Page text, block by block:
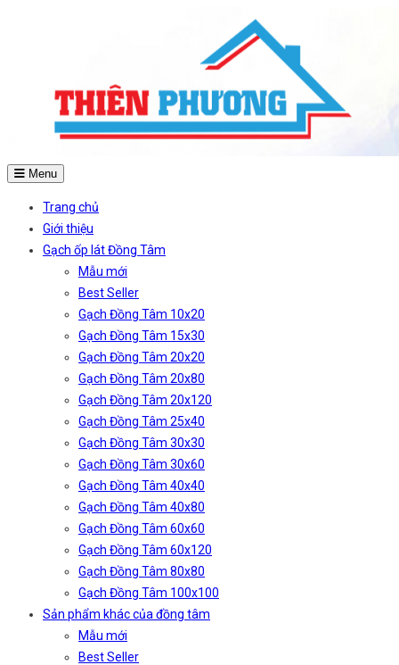
Menu
Trang chủ
Giới thiệu
Gạch ốp lát Đồng Tâm
Mẫu mới
Best Seller
Gạch Đồng Tâm 10x20
Gạch Đồng Tâm 15x30
Gạch Đồng Tâm 20x20
Gạch Đồng Tâm 20x80
Gạch Đồng Tâm 20x120
Gạch Đồng Tâm 25x40
Gạch Đồng Tâm 30x30
Gạch Đồng Tâm 30x60
Gạch Đồng Tâm 40x40
Gạch Đồng Tâm 40x80
Gạch Đồng Tâm 60x60
Gạch Đồng Tâm 60x120
Gạch Đồng Tâm 80x80
Gạch Đồng Tâm 100x100
Sản phẩm khác của đồng tâm
Mẫu mới
Best Seller